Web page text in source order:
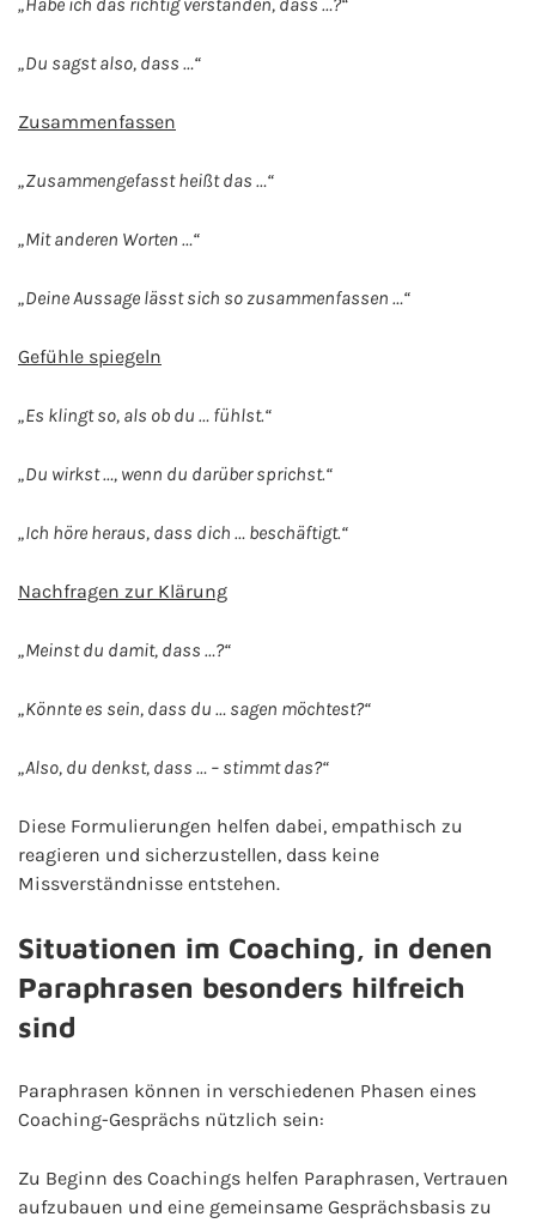
„Du sagst also, dass …“
Zusammenfassen
„Zusammengefasst heißt das …“
„Mit anderen Worten …“
„Deine Aussage lässt sich so zusammenfassen …“
Gefühle spiegeln
„Es klingt so, als ob du … fühlst.“
„Du wirkst …, wenn du darüber sprichst.“
„Ich höre heraus, dass dich … beschäftigt.“
Nachfragen zur Klärung
„Meinst du damit, dass …?“
„Könnte es sein, dass du … sagen möchtest?“
„Also, du denkst, dass … – stimmt das?“
Diese Formulierungen helfen dabei, empathisch zu
reagieren und sicherzustellen, dass keine
Missverständnisse entstehen.
Situationen im Coaching, in denen
Paraphrasen besonders hilfreich
sind
Paraphrasen können in verschiedenen Phasen eines
Coaching-Gesprächs nützlich sein:
Zu Beginn des Coachings helfen Paraphrasen, Vertrauen
aufzubauen und eine gemeinsame Gesprächsbasis zu